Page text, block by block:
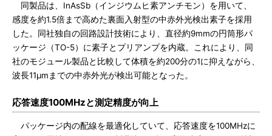
同製品は、InAsSb（インジウムヒ素アンチモン）を用いて、
感度を約1.5倍まで高めた裏面入射型の中赤外光検出素子を採用
した。同社独自の回路設計技術により、直径約9mmの円筒形パ
ッケージ（TO-5）に素子とプリアンプを内蔵。これにより、同
社のモジュール製品と比較して体積を約200分の1に抑えながら、
波長11μmまでの中赤外光が検出可能となった。
応答速度100MHzと測定精度が向上
パッケージ内の配線を最適化していて、応答速度を100MHzに